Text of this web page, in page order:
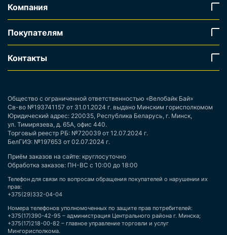
Компания
Покупателям
Контакты
Общество с ограниченной ответственностью «Велобайк Бай»
Св-во №193741157 от 31.01.2024 г. выдано Минским горисполкомом
Юридический адрес: 220035, Республика Беларусь, г. Минск,
ул. Тимирязева, д. 65А, офис 440.
Торговый реестр РБ: №720039 от 12.07.2024 г.
БелГИЭ: №197653 от 02.07.2024 г.
Приём заказов на сайте: круглосуточно
Обработка заказов: ПН-ВС с 10:00 до 18:00
Телефон для связи по вопросам обращения покупателей о нарушении их
прав:
+375(29)332-04-04
Номера телефонов уполномоченных по защите прав потребителей:
+375(17)390-42-95 – администрация Центрального района г. Минска;
+375(17)218-00-82 – главное управление торговли и услуг
Мингорисполкома.